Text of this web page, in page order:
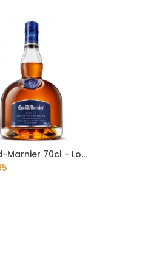
Add to Cart
Grand-Marnier 70cl - Louis Alexandre